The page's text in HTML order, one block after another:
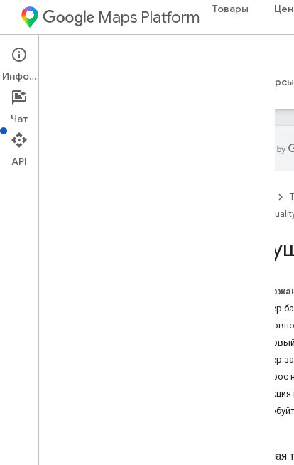
Maps Platform Товары
Environment
Руководства
Ресурсы
Air
Пример
Пример
Запрос
Конечная
Информация
Чат
API